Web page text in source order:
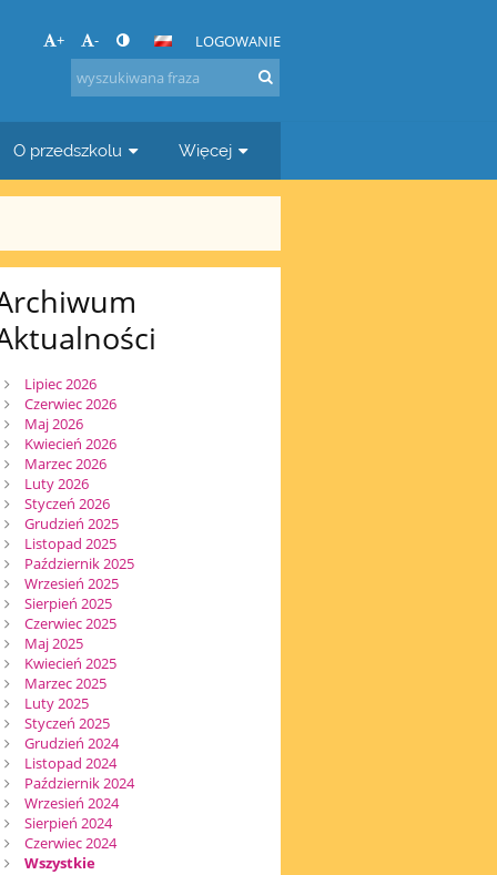
+ - LOGOWANIE
O przedszkolu Więcej
Lipiec 2026
Czerwiec 2026
Maj 2026
Kwiecień 2026
Marzec 2026
Luty 2026
Styczeń 2026
Grudzień 2025
Listopad 2025
Październik 2025
Wrzesień 2025
Sierpień 2025
Czerwiec 2025
Maj 2025
Kwiecień 2025
Marzec 2025
Luty 2025
Styczeń 2025
Grudzień 2024
Listopad 2024
Październik 2024
Wrzesień 2024
Sierpień 2024
Czerwiec 2024
Wszystkie